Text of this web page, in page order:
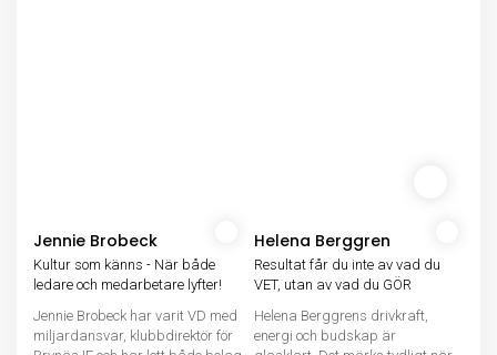
Jennie Brobeck
Kultur som känns - När både
ledare och medarbetare lyfter!
Jennie Brobeck har varit VD med
miljardansvar, klubbdirektör för
Helena Berggren
Resultat får du inte av vad du
VET, utan av vad du GÖR
Helena Berggrens drivkraft,
energi och budskap är